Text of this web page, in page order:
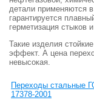
детали применяются
гарантируется
герметизация стыков
Такие изделия
эффект. А цена
невысокая.
Переходы стальные
17378-2001